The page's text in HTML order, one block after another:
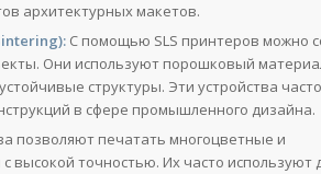
архитектурных макетов.
С помощью SLS принтеров можно
Они используют порошковый
структуры. Эти устройства
в сфере промышленного дизайна.
позволяют печатать многоцветные и
высокой точностью. Их часто используют